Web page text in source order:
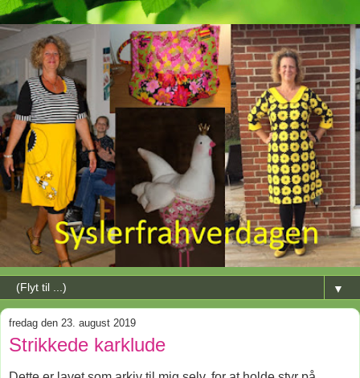
▼
fredag den 23. august 2019
Strikkede karklude